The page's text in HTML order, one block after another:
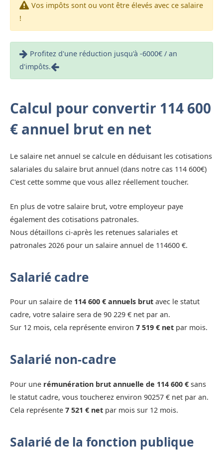
Vos impôts sont ou vont être élevés avec ce salaire
!
Profitez d'une réduction jusqu'à -6000€ / an
d'impôts.
Calcul pour convertir 114 600
€ annuel brut en net
Le salaire net annuel se calcule en déduisant les cotisations
salariales du salaire brut annuel (dans notre cas 114 600€)
C'est cette somme que vous allez réellement toucher.
En plus de votre salaire brut, votre employeur paye
également des cotisations patronales.
Nous détaillons ci-après les retenues salariales et
patronales 2026 pour un salaire annuel de 114600 €.
Salarié cadre
Pour un salaire de 114 600 € annuels brut avec le statut
cadre, votre salaire sera de 90 229 € net par an.
Sur 12 mois, cela représente environ 7 519 € net par mois.
Salarié non-cadre
Pour une rémunération brut annuelle de 114 600 € sans
le statut cadre, vous toucherez environ 90257 € net par an.
Cela représente 7 521 € net par mois sur 12 mois.
Salarié de la fonction publique